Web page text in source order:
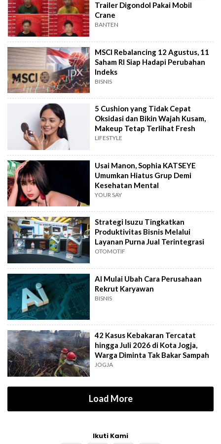
Trailer Digondol Pakai Mobil
Crane
BANTEN
MSCI Rebalancing 12 Agustus, 11
Saham RI Siap Hadapi Perubahan
Indeks
BISNIS
5 Cushion yang Tidak Cepat
Oksidasi dan Bikin Wajah Kusam,
Makeup Tetap Terlihat Fresh
LIFESTYLE
Usai Manon, Sophia KATSEYE
Umumkan Hiatus Grup Demi
Kesehatan Mental
YOUR SAY
Strategi Isuzu Tingkatkan
Produktivitas Bisnis Melalui
Layanan Purna Jual Terintegrasi
OTOMOTIF
AI Mulai Ubah Cara Perusahaan
Rekrut Karyawan
BISNIS
42 Kasus Kebakaran Tercatat
hingga Juli 2026 di Kota Jogja,
Warga Diminta Tak Bakar Sampah
JOGJA
Load More
Ikuti Kami